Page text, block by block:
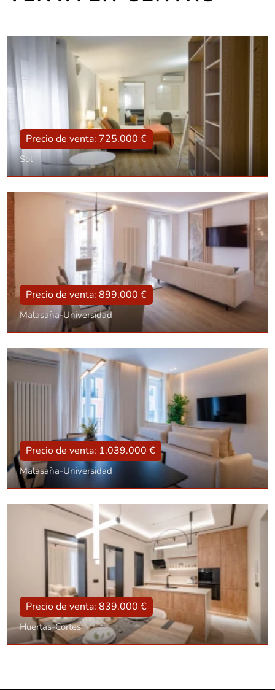
Precio de venta: 725.000 €
Sol
113 m2 Dorm.: Baños:2
Precio de venta: 899.000 €
Malasaña-Universidad
Superficie109 m2
Precio de venta: 1.039.000 €
Malasaña-Universidad
108 m2 Baños:
Precio de venta: 839.000 €
Huertas-Cortes